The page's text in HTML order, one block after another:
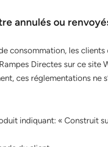
annulés ou
consommation, les
Directes sur ce site
ces réglementations ne
indiquant: « Construit